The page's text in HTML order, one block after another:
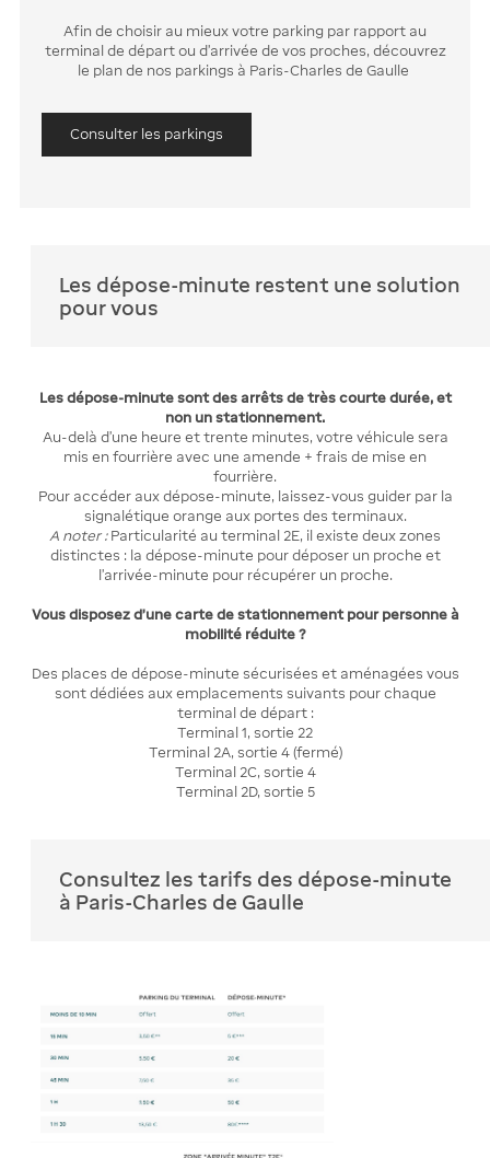
Afin de choisir au mieux votre parking par rapport au
terminal de départ ou d'arrivée de vos proches, découvrez
le plan de nos parkings à Paris-Charles de Gaulle
Consulter les parkings
Les dépose-minute restent une solution
pour vous
Les dépose-minute sont des arrêts de très courte durée, et
non un stationnement.
Au-delà d’une heure et trente minutes, votre véhicule sera
mis en fourrière avec une amende + frais de mise en
fourrière.
Pour accéder aux dépose-minute, laissez-vous guider par la
signalétique orange aux portes des terminaux.
A noter :Particularité au terminal 2E, il existe deux zones
distinctes : la dépose-minute pour déposer un proche et
l'arrivée-minute pour récupérer un proche.
Vous disposez d'une carte de stationnement pour personne à
mobilité réduite ?
Des places de dépose-minute sécurisées et aménagées vous
sont dédiées aux emplacements suivants pour chaque
terminal de départ :
Terminal 1, sortie 22
Terminal 2A, sortie 4 (fermé)
Terminal 2C, sortie 4
Terminal 2D, sortie 5
Consultez les tarifs des dépose-minute
à Paris-Charles de Gaulle